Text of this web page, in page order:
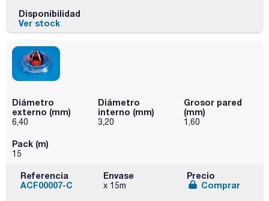
Disponibilidad
Ver stock
Diámetro
externo (mm)
6,40
Diámetro
interno (mm)
3,20
Grosor pared
(mm)
1,60
Pack (m)
15
Referencia
ACF00007-C
Envase
x 15m
Precio
Comprar